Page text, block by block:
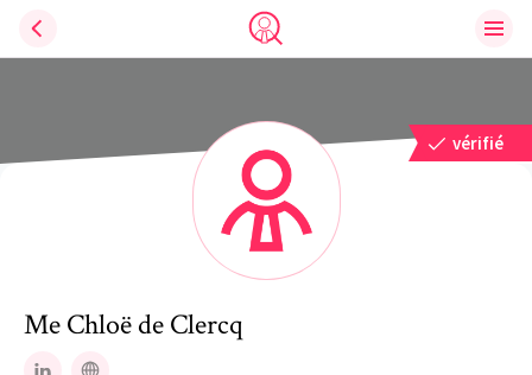
Trouve un avocat
MeChloëde Clercq
vérifié
LinkedInSite web